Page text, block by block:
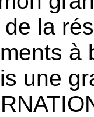
la
à
une